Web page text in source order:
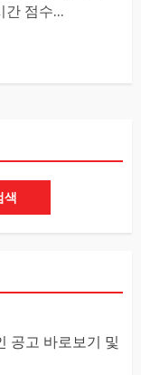
간 점수...
색
공고 바로보기 및